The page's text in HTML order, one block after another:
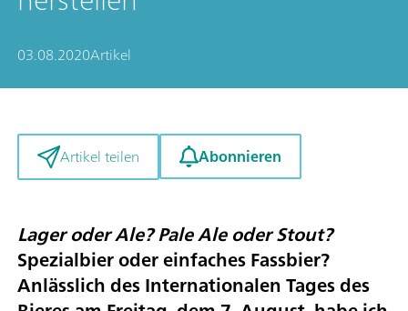
03.08.2020Artikel
Artikel teilen Abonnieren
Lager oder Ale? Pale Ale oder Stout?
Spezialbier oder einfaches Fassbier?
Anlässlich des Internationalen Tages des